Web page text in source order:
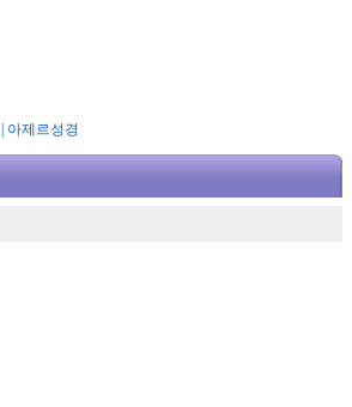
아제르성경